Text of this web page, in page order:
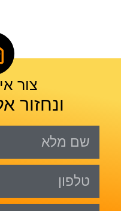
צור
ונחזור